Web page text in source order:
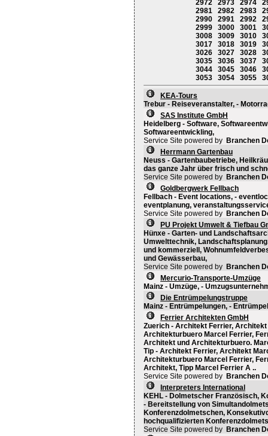
2972
2973 2974
2981
2982 2983
2990
2991 2992
2999
3000 3001
3008
3009 3010
3017
3018 3019
3026
3027 3028
3035
3036 3037
3044
3045 3046
3053
3054 3055
KEA-Tours
Trebur - Reiseveranstalter, -
SAS Institute GmbH
Heidelberg - Software,
Softwareentwickling,
Service Site powered by Branchen
Herrmann Gartenbau
Neuss - Gartenbaubetriebe,
das ganze Jahr über frisch und
Service Site powered by Branchen
Goldbergwerk Fellbach
Fellbach - Event locations, -
eventplanung,
Service Site powered by Branchen
PU Projekt Umwelt & Tiefbau
Hünxe - Garten- und
Umwelttechnik,
und kommerziell,
und Gewässerbau,
Service Site powered by Branchen
Mercurio-Transporte-Umzüge
Mainz - Umzüge, -
Die Entrümpelungstruppe
Mainz - Entrümpelungen, -
Ferrier Architekten GmbH
Zuerich - Architekt Ferrier,
Architekturbuero Marcel Ferrier,
Architekt und Architekturbuero.
Tip - Architekt Ferrier, Architekt
Architekturbuero Marcel Ferrier,
Architekt, Tipp Marcel Ferrier A ..
Service Site powered by Branchen
Interpreters International
KEHL - Dolmetscher Französisch,
- Bereitstellung von
Konferenzdolmetschen,
hochqualifizierten
Service Site powered by Branchen